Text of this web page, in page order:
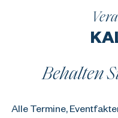
Behalten
Alle Termine,